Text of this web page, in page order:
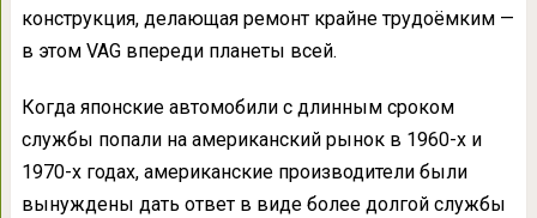
конструкция, делающая ремонт крайне трудоёмким —
в этом VAG впереди планеты всей.
Когда японские автомобили с длинным сроком
службы попали на американский рынок в 1960-х и
1970-х годах, американские производители были
вынуждены дать ответ в виде более долгой службы